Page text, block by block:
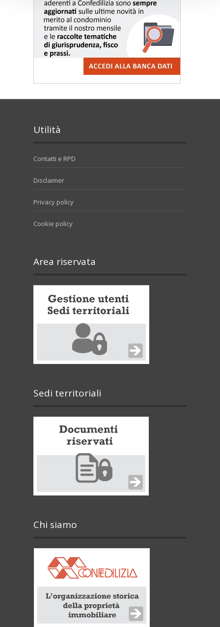
Utilità
Contatti e RPD
Disclaimer
Privacy policy
Cookie policy
Area riservata
Sedi territoriali
Chi siamo